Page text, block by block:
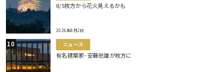
8/5枚方から花火見えるかも
2026年8月2日
ニュース
有名建築家･安藤忠雄が枚方に